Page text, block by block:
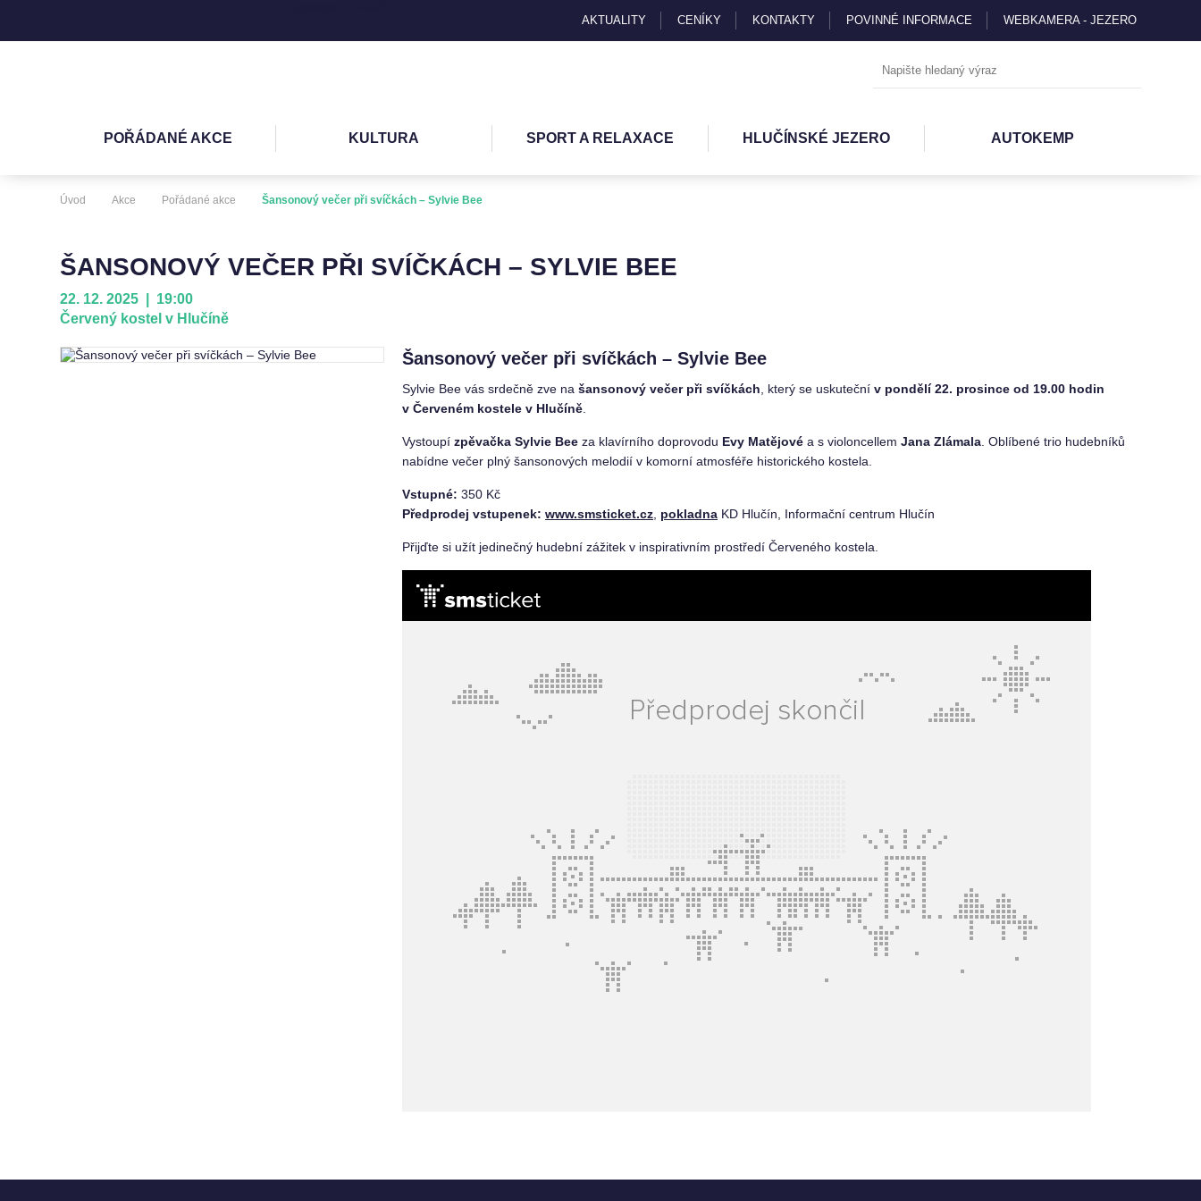
AKTUALITY CENÍKY KONTAKTY POVINNÉ INFORMACE WEBKAMERA - JEZERO
POŘÁDANÉ AKCE KULTURA SPORT A RELAXACE HLUČÍNSKÉ JEZERO AUTOKEMP
Úvod Akce Pořádané akce Šansonový večer při svíčkách – Sylvie Bee
ŠANSONOVÝ VEČER PŘI SVÍČKÁCH – SYLVIE BEE
22. 12. 2025 | 19:00
Červený kostel v Hlučíně
Šansonový večer při svíčkách – Sylvie Bee
Sylvie Bee vás srdečně zve našansonový večer při svíčkách , který se uskutečnív pondělí 22. prosince od 19.00 hodin
v Červeném kostele v Hlučíně
Vystoupízpěvačka Sylvie Bee za klavírního doprovodu Evy Matějové a s violoncellemJana Zlámala . Oblíbené trio hudebníků
nabídne večer plný šansonových melodií v komorní atmosféře historického kostela.
Vstupné: 350 Kč
Předprodej vstupenek: www.smsticket.cz pokladna KD Hlučín, Informační centrum Hlučín
Přijďte si užít jedinečný hudební zážitek v inspirativním prostředí Červeného kostela.